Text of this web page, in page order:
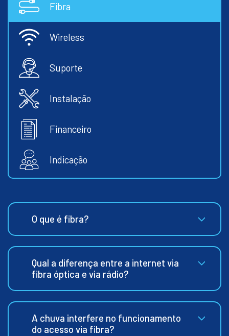
Fibra
Wireless
Suporte
Instalação
Financeiro
Indicação
O que é fibra?
Qual a diferença entre a internet via
fibra óptica e via rádio?
A chuva interfere no funcionamento
do acesso via fibra?